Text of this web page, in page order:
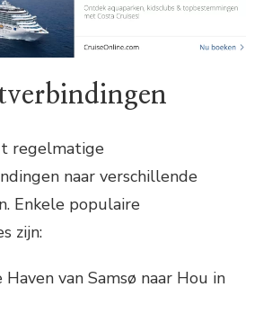
regelmatige
naar verschillende
Enkele populaire
zijn:
van Samsø naar Hou in